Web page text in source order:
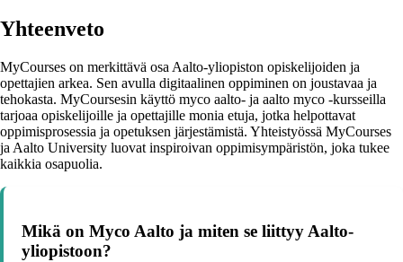
Yhteenveto
MyCourses on merkittävä osa Aalto-yliopiston opiskelijoiden ja
opettajien arkea. Sen avulla digitaalinen oppiminen on joustavaa ja
tehokasta. MyCoursesin käyttö myco aalto- ja aalto myco -kursseilla
tarjoaa opiskelijoille ja opettajille monia etuja, jotka helpottavat
oppimisprosessia ja opetuksen järjestämistä. Yhteistyössä MyCourses
ja Aalto University luovat inspiroivan oppimisympäristön, joka tukee
kaikkia osapuolia.
Mikä on Myco Aalto ja miten se liittyy Aalto-
yliopistoon?